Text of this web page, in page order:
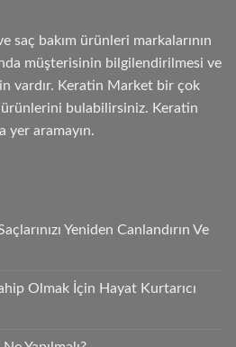
saç bakım ürünleri markalarının
müşterisinin bilgilendirilmesi ve
vardır. Keratin Market bir çok
bulabilirsiniz. Keratin
yer aramayın.
Yeniden Canlandırın Ve
Olmak İçin Hayat Kurtarıcı